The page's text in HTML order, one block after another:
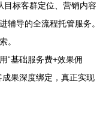
目标客群定位、营销内容
辅导的全流程托管服务。
。
“基础服务费+效果佣
果深度绑定，真正实现